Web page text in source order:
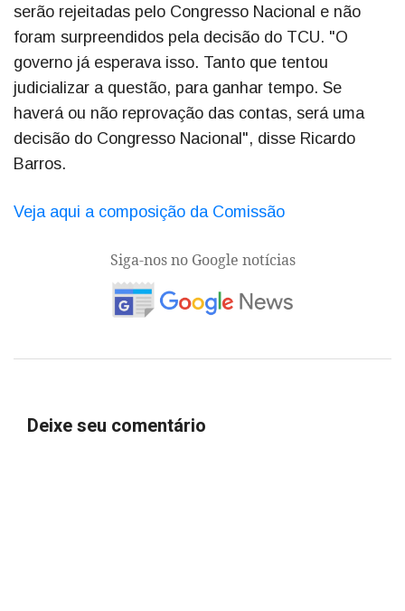
serão rejeitadas pelo Congresso Nacional e não
foram surpreendidos pela decisão do TCU. "O
governo já esperava isso. Tanto que tentou
judicializar a questão, para ganhar tempo. Se
haverá ou não reprovação das contas, será uma
decisão do Congresso Nacional", disse Ricardo
Barros.
Veja aqui a composição da Comissão
Siga-nos no Google notícias
Deixe seu comentário